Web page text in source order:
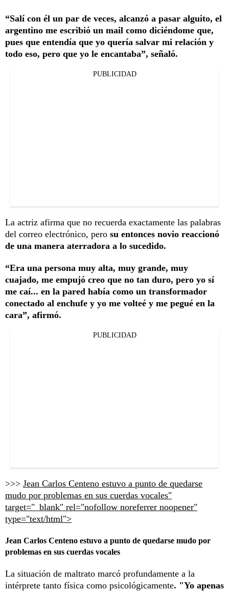
“Salí con él un par de veces, alcanzó a pasar alguito, el
argentino me escribió un mail como diciéndome que,
pues que entendía que yo quería salvar mi relación y
todo eso, pero que yo le encantaba”, señaló.
PUBLICIDAD
La actriz afirma que no recuerda exactamente las palabras
del correo electrónico, pero su entonces novio reaccionó
de una manera aterradora a lo sucedido.
“Era una persona muy alta, muy grande, muy
cuajado, me empujó creo que no tan duro, pero yo sí
me caí... en la pared había como un transformador
conectado al enchufe y yo me volteé y me pegué en la
cara”, afirmó.
PUBLICIDAD
>>> Jean Carlos Centeno estuvo a punto de quedarse
mudo por problemas en sus cuerdas vocales"
target="_blank" rel="nofollow noreferrer noopener"
type="text/html">
Jean Carlos Centeno estuvo a punto de quedarse mudo por
problemas en sus cuerdas vocales
La situación de maltrato marcó profundamente a la
intérprete tanto física como psicológicamente. "Yo apenas